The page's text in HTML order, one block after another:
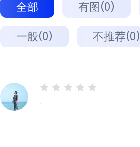
全部 有图(0)
一般(0) 不推荐(0)